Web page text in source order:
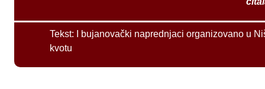
Tekst:
I bujanovački naprednjaci organizovano u
kvotu